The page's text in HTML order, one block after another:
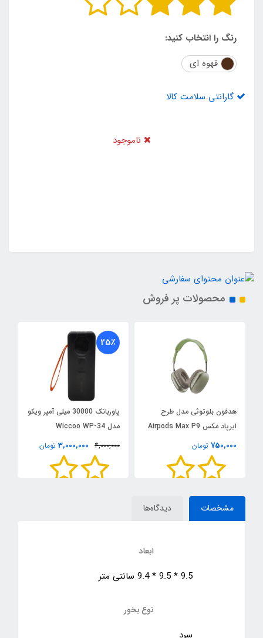
رنگ را انتخاب کنید:
قهوه ای
گارانتی سلامت کالا
ناموجود
محصولات پر فروش
هدفون بلوتوثی مدل طرح
ایرپاد مکس Airpods Max P9
750,000 تومان
25٪
پاوربانک 30000 میلی آمپر ویکو
مدل Wiccoo WP-34
4,000,000
3,000,000 تومان
مشخصات دیدگاه‌ها
ابعاد
9.5 * 9.5 * 9.4 سانتی متر
نوع بخور